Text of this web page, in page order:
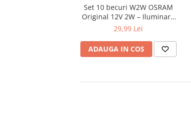
Set 10 becuri W2W OSRAM
Original 12V 2W – Iluminare
bord
29,99 Lei
ADAUGA IN COS